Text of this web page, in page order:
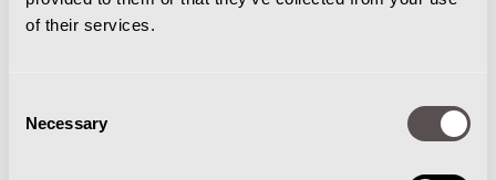
of their services.
Selection
Necessary